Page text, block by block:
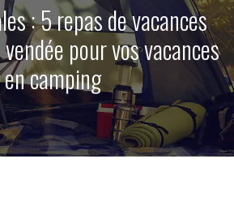
: 5 repas de vacances
pour vos vacances
en camping